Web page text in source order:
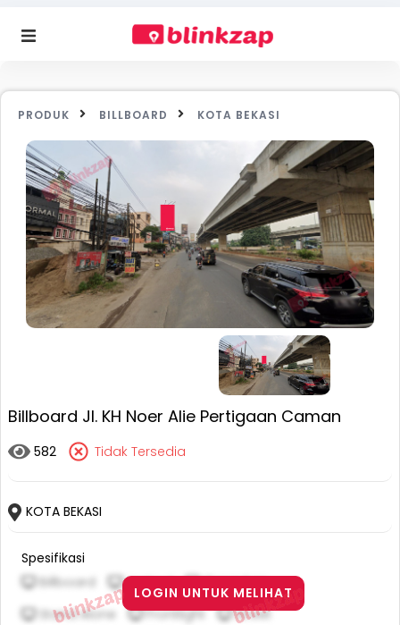
PRODUK BILLBOARD KOTA BEKASI
Billboard Jl. KH Noer Alie Pertigaan Caman
582 Tidak Tersedia
KOTA BEKASI
Spesifikasi
Billboard
Vertical
Stand Alone
Frontlight Street
LOGIN UNTUK MELIHAT